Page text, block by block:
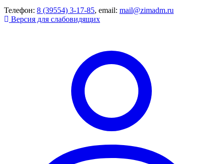
Телефон: 8 (39554) 3-17-85, email: mail@zimadm.ru
Версия для слабовидящих